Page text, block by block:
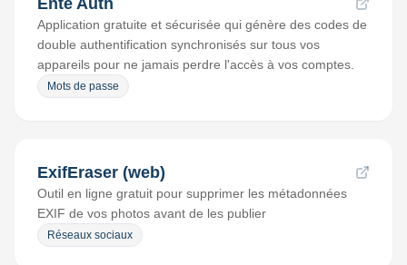
Ente Auth
Application gratuite et sécurisée qui génère des codes de
double authentification synchronisés sur tous vos
appareils pour ne jamais perdre l'accès à vos comptes.
Mots de passe
ExifEraser (web)
Outil en ligne gratuit pour supprimer les métadonnées
EXIF de vos photos avant de les publier
Réseaux sociaux